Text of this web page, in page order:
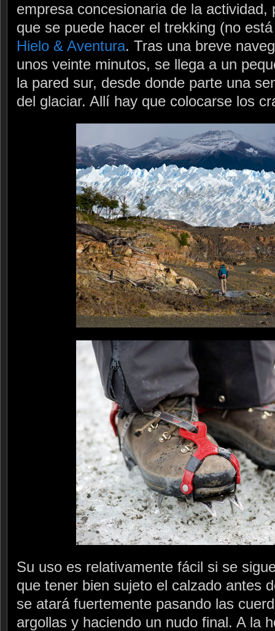
empresa concesionaria de la
que se puede hacer el trekking (no
Hielo & Aventura. Tras una breve
unos veinte minutos, se llega a un
la pared sur, desde donde parte una
del glaciar. Allí hay que colocarse los
Su uso es relativamente fácil si se
que tener bien sujeto el calzado antes
se atará fuertemente pasando las
argollas y haciendo un nudo final. A la